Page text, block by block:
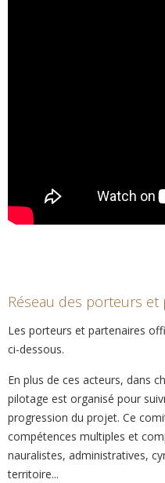
Réseau des porteurs
Les porteurs et partenaires
ci-dessous.
En plus de ces acteurs, dans
pilotage est organisé pour
progression du projet. Ce
compétences multiples et
nauralistes, administratives,
territoire...